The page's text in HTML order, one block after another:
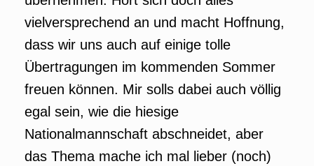
vielversprechend an und macht Hoffnung,
dass wir uns auch auf einige tolle
Übertragungen im kommenden Sommer
freuen können. Mir solls dabei auch völlig
egal sein, wie die hiesige
Nationalmannschaft abschneidet, aber
das Thema mache ich mal lieber (noch)